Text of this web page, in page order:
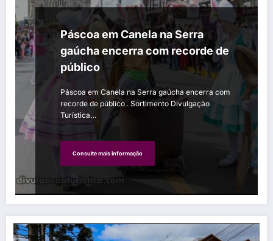
Páscoa em Canela na Serra
gaúcha encerra com recorde de
público
Páscoa em Canela na Serra gaúcha encerra com
recorde de público . Sortimento Divulgação
Turística…
Consulte mais informação